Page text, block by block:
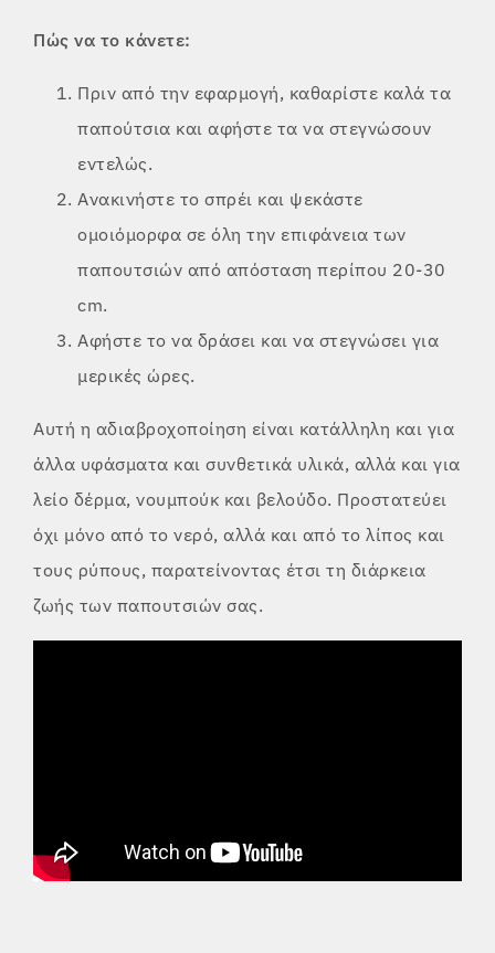
Πώς να το κάνετε:
Πριν από την εφαρμογή, καθαρίστε καλά τα
παπούτσια και αφήστε τα να στεγνώσουν
εντελώς.
Ανακινήστε το σπρέι και ψεκάστε
ομοιόμορφα σε όλη την επιφάνεια των
παπουτσιών από απόσταση περίπου 20-30
cm.
Αφήστε το να δράσει και να στεγνώσει για
μερικές ώρες.
Αυτή η αδιαβροχοποίηση είναι κατάλληλη και για
άλλα υφάσματα και συνθετικά υλικά, αλλά και για
λείο δέρμα, νουμπούκ και βελούδο. Προστατεύει
όχι μόνο από το νερό, αλλά και από το λίπος και
τους ρύπους, παρατείνοντας έτσι τη διάρκεια
ζωής των παπουτσιών σας.